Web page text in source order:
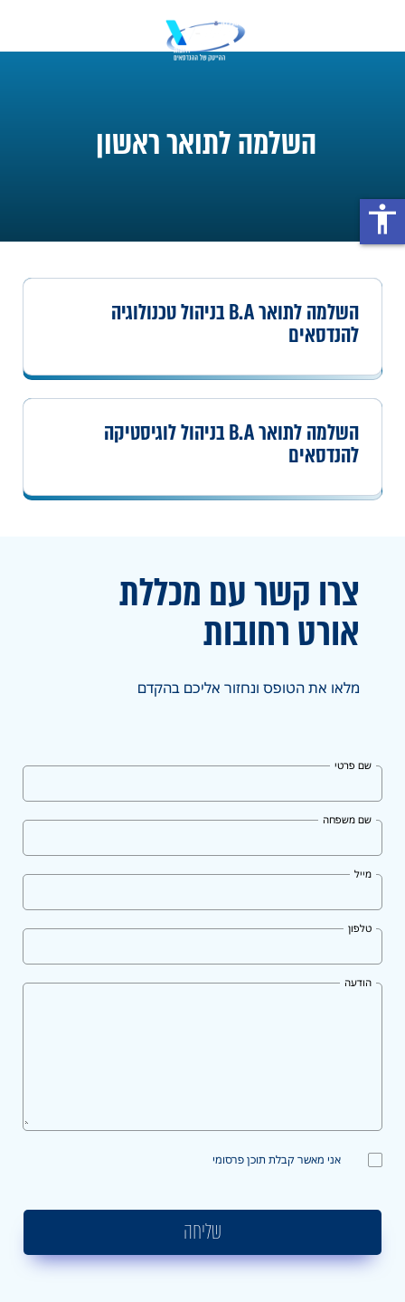
השלמה לתואר ראשון
השלמה לתואר B.A בניהול טכנולוגיה
להנדסאים
השלמה לתואר B.A בניהול לוגיסטיקה
להנדסאים
צרו קשר עם מכללת
אורטרחובות
מלאו את הטופס ונחזור אליכם בהקדם
שם פרטי
שם משפחה
מייל
טלפון
הודעה
אני מאשר קבלת תוכן פרסומי
שליחה
accessibility